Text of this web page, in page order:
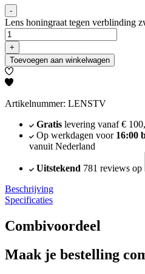
-
Lens honingraat tegen verblinding
+
Toevoegen aan winkelwagen
Artikelnummer: LENSTV
Gratislevering vanaf €
Op werkdagen voor 16:00
vanuit Nederland
Uitstekend 781 reviews op
Beschrijving
Specificaties
Combivoordeel
Maak je bestelling